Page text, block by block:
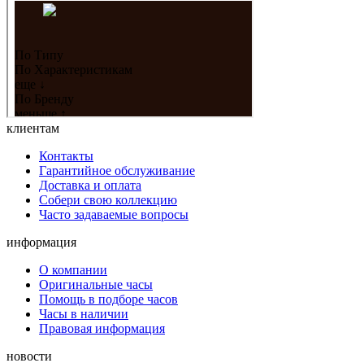
клиентам
Контакты
Гарантийное обслуживание
Доставка и оплата
Собери свою коллекцию
Часто задаваемые вопросы
информация
О компании
Оригинальные часы
Помощь в подборе часов
Часы в наличии
Правовая информация
новости